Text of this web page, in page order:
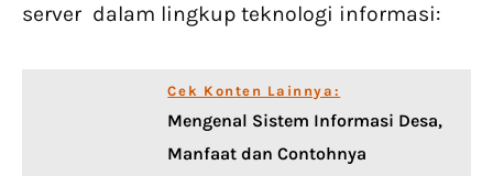
server dalam lingkup teknologi informasi:
Cek Konten Lainnya:
Mengenal Sistem Informasi Desa,
Manfaat dan Contohnya